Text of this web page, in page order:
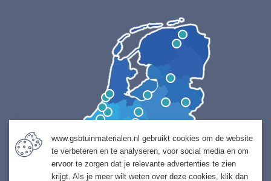
www.gsbtuinmaterialen.nl gebruikt cookies om de website
te verbeteren en te analyseren, voor social media en om
ervoor te zorgen dat je relevante advertenties te zien
krijgt. Als je meer wilt weten over deze cookies, klik dan